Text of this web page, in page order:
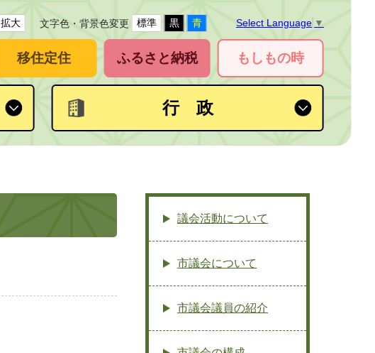
拡大 文字色・背景色変更 標準 黒 青 Select Language ▼
移住定住 ふるさと納税 もしもの時
行 政
議会活動について
市議会について
市議会議員の紹介